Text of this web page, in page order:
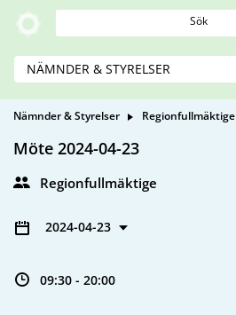
Sök
NÄMNDER & STYRELSER
Nämnder & Styrelser Regionfullmäktige
Möte 2024-04-23
Regionfullmäktige
2024-04-23
09:30 - 20:00